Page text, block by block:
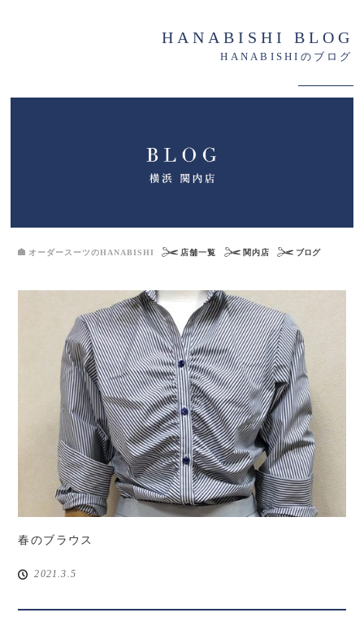
HANABISHI BLOG
HANABISHIのブログ
オーダースーツのHANABISHI 店舗一覧 関内店 ブログ
春のブラウス
2021.3.5